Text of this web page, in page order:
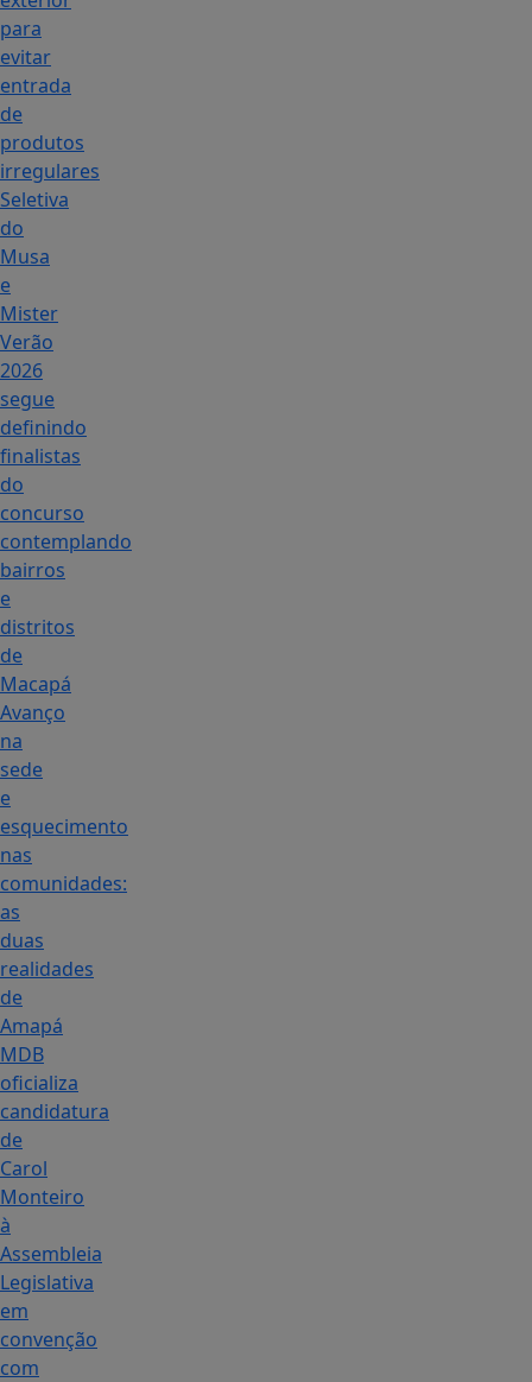
para
evitar
entrada
de
produtos
irregulares
Seletiva
do
Musa
e
Mister
Verão
2026
segue
definindo
finalistas
do
concurso
contemplando
bairros
e
distritos
de
Macapá
Avanço
na
sede
e
esquecimento
nas
comunidades:
as
duas
realidades
de
Amapá
MDB
oficializa
candidatura
de
Carol
Monteiro
à
Assembleia
Legislativa
em
convenção
com